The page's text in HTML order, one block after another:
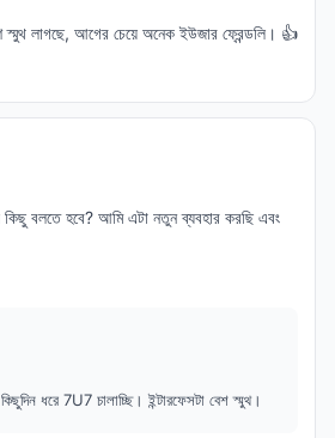
লাগছে, আগের চেয়ে অনেক ইউজার ফ্রেন্ডলি। 👍
বলতে হবে? আমি এটা নতুন ব্যবহার করছি এবং
ধরে 7U7 চালাচ্ছি। ইন্টারফেসটা বেশ স্মুথ।